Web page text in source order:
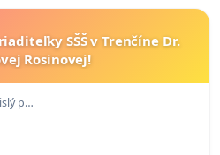
SŠŠ v Trenčíne Dr.
Rosinovej!
p…